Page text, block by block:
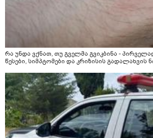
რა უნდა ვქნათ, თუ გველმა გვიკბინა -
წესები, სიმპტომები და კრიზისის გადალახვის